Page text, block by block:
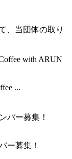
、当団体の取り
...
ー募集！